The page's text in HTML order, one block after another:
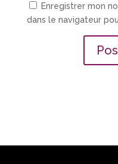
Enregistrer mon
dans le navigateur